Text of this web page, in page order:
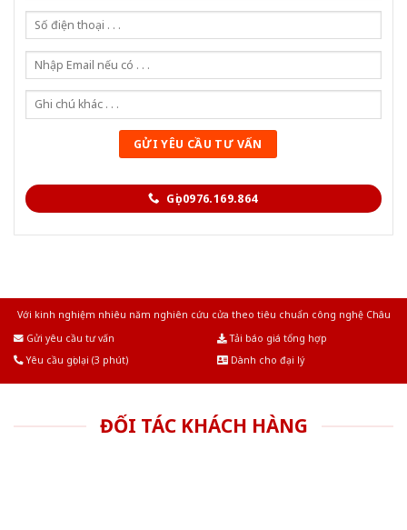
Gọi 0976.169.864
Với kinh nghiệm nhiêu năm nghiên cứu cửa theo tiêu chuẩn công nghệ Châu
Gửi yêu cầu tư vấn
Tải báo giá tổng hợp
Yêu cầu gọi lại (3 phút)
Dành cho đại lý
ĐỐI TÁC KHÁCH HÀNG